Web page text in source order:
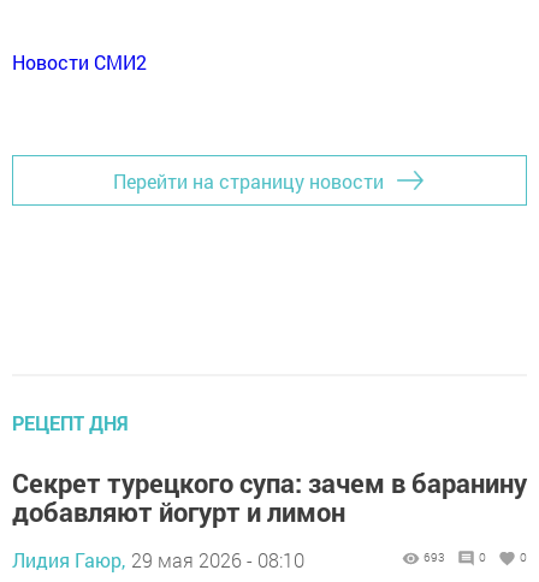
Новости СМИ2
Перейти на страницу новости
РЕЦЕПТ ДНЯ
Секрет турецкого супа: зачем в баранину
добавляют йогурт и лимон
Лидия Гаюр, 29 мая 2026 - 08:10 693 0 0